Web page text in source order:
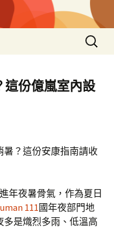
搜
尋
鍵
字:
這份億嵐室內設
暑？這份安康指南請收
年夜暑骨氣，作為夏日
111國年夜部門地
是熾烈多雨、低溫高